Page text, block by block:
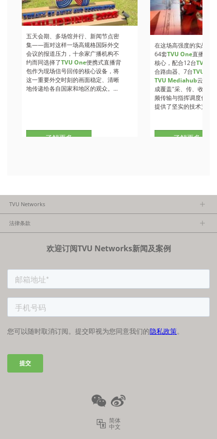
五天会期、多场馆并行、新闻节点密
集——面对这样一场高规格国际外交
会议的报道压力，十余家广播机构不
约而同选择了TVU One便携式直播背
包作为现场信号回传的核心设备，将
这一重要外交时刻的画面稳定、清晰
地传递给各自国家和地区的观众。...
了解更多
在这场高强度的实战检
64套TVU One直播背
核心，配合12台TVU
合路由器、7台TVU
TVU Mediahub云调度
成覆盖"采、传、收、
频传输与指挥调度保障
提供了坚实的技术支撑
了解更多
TVU Networks
法律条款
欢迎订阅TVU Networks新闻及案例
简体
中文